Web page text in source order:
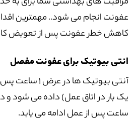
عفونت انجام می شود.. مهمترین
کاهش خطر عفونت پس از تعویض
انتی بیوتیک برای عفونت مفصل
آنتی بیوتیک ها
ساعت پس از عمل ادامه می یابد.